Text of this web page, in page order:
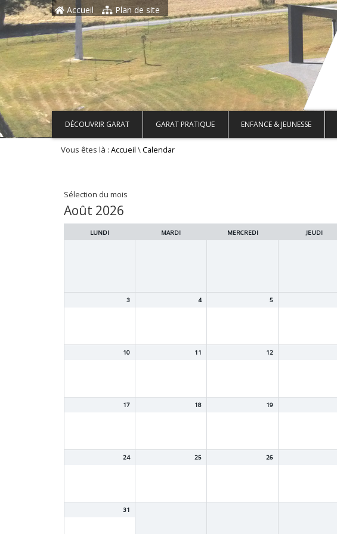
Aller au contenu principal
Accueil Plan de site
DÉCOUVRIR GARAT GARAT PRATIQUE ENFANCE & JEUNESSE
Vous êtes là : Accueil \Calendar
Sélection du mois
Août 2026
LUNDI MARDI MERCREDI JEUDI
3 4 5
10 11 12
17 18 19
24 25 26
31